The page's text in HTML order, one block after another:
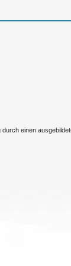
einen